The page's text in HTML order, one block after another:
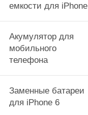
емкости для iPhone
Акумулятор для
мобильного
телефона
Заменные батареи
для iPhone 6